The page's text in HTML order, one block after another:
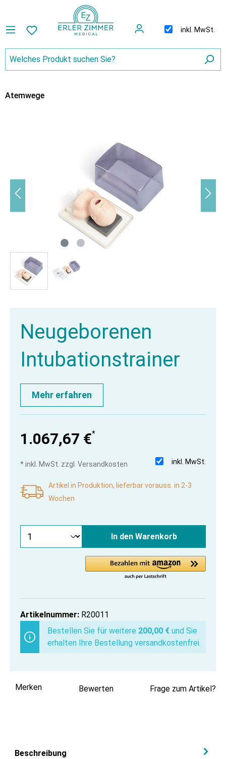
inkl. MwSt.
Atemwege
Neugeborenen
Intubationstrainer
Mehr erfahren
1.067,67 €*
inkl. MwSt.
* inkl. MwSt. zzgl. Versandkosten
Artikel in Produktion, lieferbar vorauss. in 2-3
Wochen
In den Warenkorb
Artikelnummer: R20011
Bestellen Sie für weitere 200,00 € und Sie
erhalten Ihre Bestellung versandkostenfrei.
Merken Bewerten Frage zum Artikel?
Beschreibung